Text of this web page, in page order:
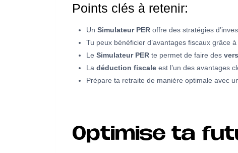
Points clés à retenir:
Un Simulateur PER offre des stratégies
Tu peux bénéficier d’avantages fiscaux grâce à
Le Simulateur PER te permet de faire des
La déduction fiscale est l’un des avantages
Prépare ta retraite de manière optimale avec
Optimise ta